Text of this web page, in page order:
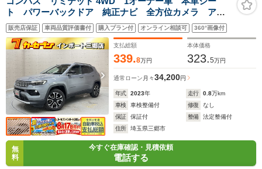
ルーフレール
Bluetooth
ト パワーバックドア 純正ナビ 全方位カメラ アダ
プティブクルーズコントロール シートヒーター ドラ
イブレコーダー ETC
販売店保証 車両品質評価書付 購入プラン付 オンライン相談可 360°画像付
支払総額
339.8万円
本体価格
323.5万円
通常ローン 月々34,200円
年式 2023年 走行 0.8万km
車検
車検整備付 修復
なし
保証
保証付 整備
法定整備付
住所
埼玉県三郷市
無
料
今すぐ在庫確認・見積依頼
電話する